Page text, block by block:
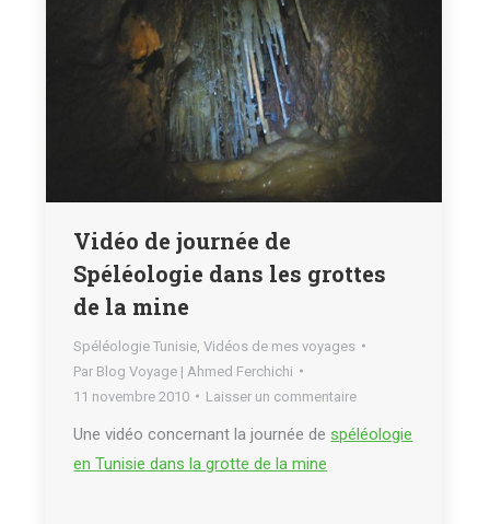
Vidéo de journée de
Spéléologie dans les grottes
de la mine
Spéléologie Tunisie ,Vidéos de mes voyages
Par Blog Voyage | Ahmed Ferchichi
11 novembre 2010
Laisser un commentaire
Une vidéo concernant la journée de spéléologie
en Tunisie dans la grotte de la mine